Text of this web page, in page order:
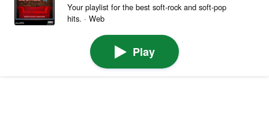
Your playlist for the best soft-rock and soft-pop
hits. · Web
Play